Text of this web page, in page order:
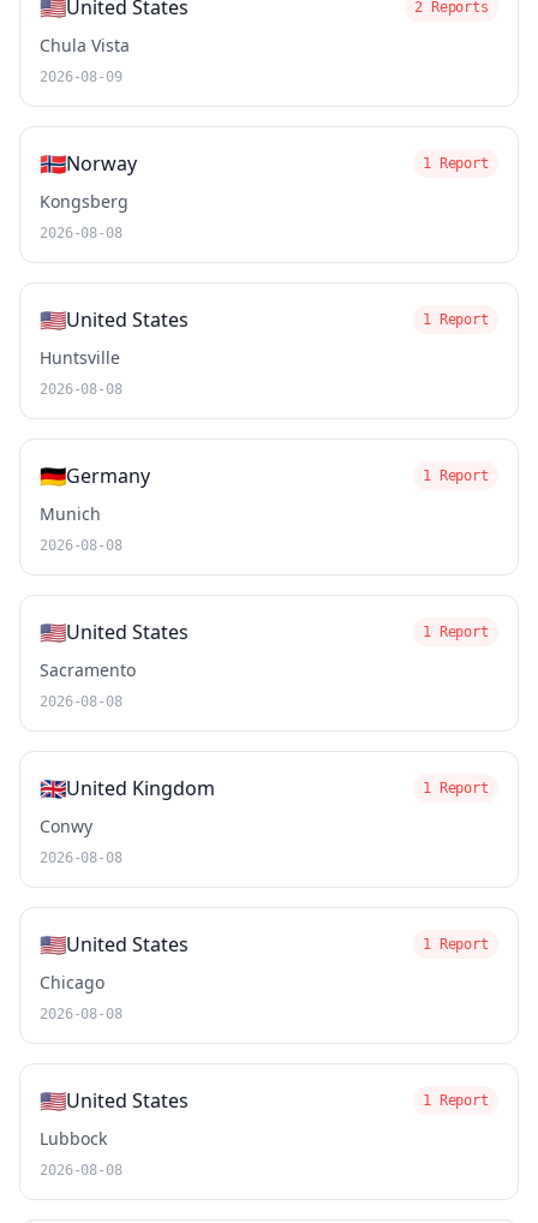
🇺🇸United States 2 Reports
Chula Vista
2026-08-09
🇳🇴Norway 1 Report
Kongsberg
2026-08-08
🇺🇸United States 1 Report
Huntsville
2026-08-08
🇩🇪Germany 1 Report
Munich
2026-08-08
🇺🇸United States 1 Report
Sacramento
2026-08-08
🇬🇧United Kingdom 1 Report
Conwy
2026-08-08
🇺🇸United States 1 Report
Chicago
2026-08-08
🇺🇸United States 1 Report
Lubbock
2026-08-08